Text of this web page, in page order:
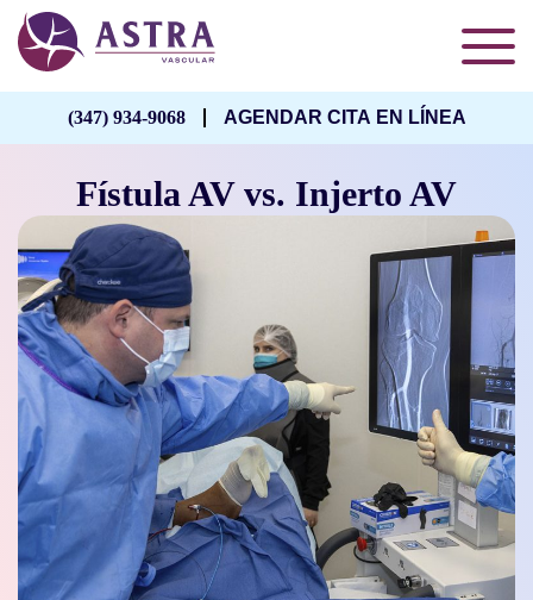
(347) 934-9068 AGENDAR CITA EN LÍNEA
Fístula AV vs. Injerto AV